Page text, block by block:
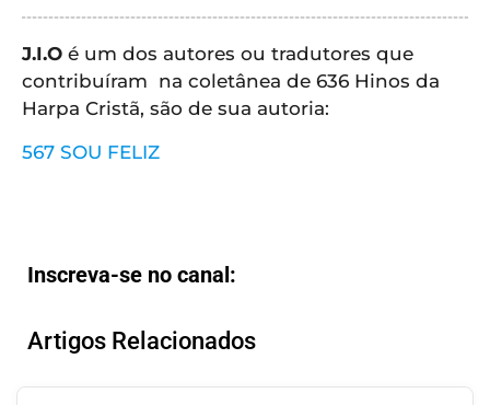
TEORIA
MUSICAL
MINI
DA
J.I.O é um dos autores ou tradutores que
contribuíram na coletânea de 636 Hinos da
Harpa Cristã, são de sua autoria:
567 SOU FELIZ
Inscreva-se no canal:
Artigos Relacionados